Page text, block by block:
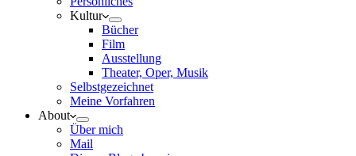
Kultur
Bücher
Film
Ausstellung
Theater, Oper, Musik
Selbstgezeichnet
Meine Vorfahren
About
Über mich
Mail